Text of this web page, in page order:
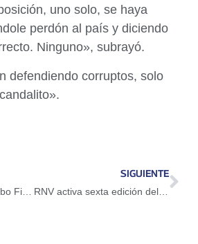
uno solo, se haya
perdón al país y diciendo
Ninguno», subrayó.
defendiendo corruptos, solo
SIGUIENTE
RNV activa sexta edición del Radiotom para honrar liderazgo femenino en Consulta Popular Nacional 2026